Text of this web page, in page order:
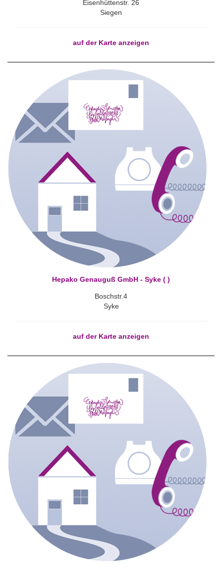
Eisenhüttenstr. 26
Siegen
auf der Karte anzeigen
Hepako Genauguß GmbH - Syke ( )
Boschstr.4
Syke
auf der Karte anzeigen